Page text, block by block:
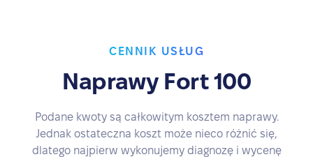
CENNIK USŁUG
Naprawy Fort 100
Podane kwoty są całkowitym kosztem naprawy.
Jednak ostateczna koszt może nieco różnić się,
dlatego najpierw wykonujemy diagnozę i wycenę